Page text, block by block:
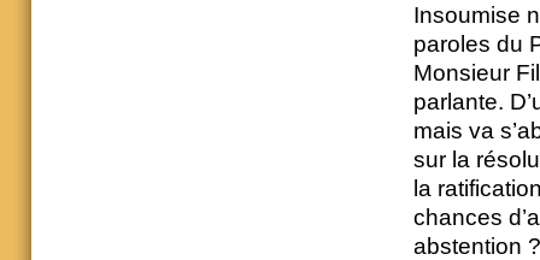
Insoumise
paroles du
Monsieur
parlante.
mais va
sur la
la
chances
abstention